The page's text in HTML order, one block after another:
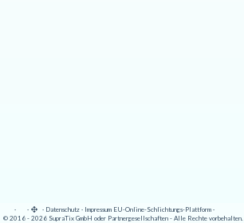
· · · Datenschutz · Impressum EU-Online-Schlichtungs-Plattform ·
© 2016 - 2026 SupraTix GmbH oder Partnergesellschaften - Alle Rechte vorbehalten.